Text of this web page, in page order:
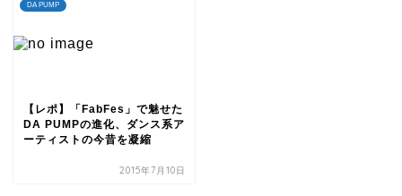
DA PUMP
【レポ】「FabFes」で魅せた
DA PUMPの進化、ダンス系ア
ーティストの今昔を凝縮
2015年7月10日